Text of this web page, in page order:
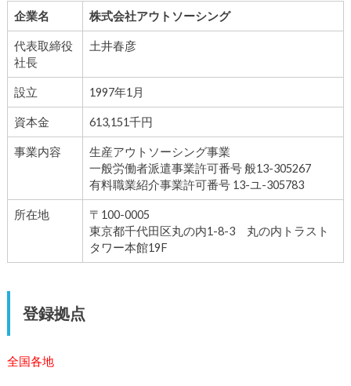
企業名 株式会社アウトソーシング
代表取締役
社長
土井春彦
設立 1997年1月
資本金 613,151千円
事業内容
生産アウトソーシング事業
一般労働者派遣事業許可番号 般13-305267
有料職業紹介事業許可番号 13-ユ-305783
所在地
〒100-0005
東京都千代田区丸の内1-8-3 丸の内トラスト
タワー本館19F
登録拠点
全国各地